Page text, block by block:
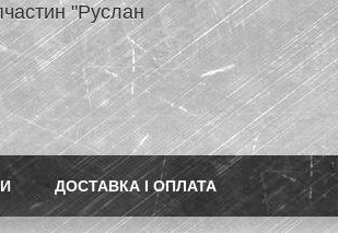
"Руслан
ДОСТАВКА І ОПЛАТА